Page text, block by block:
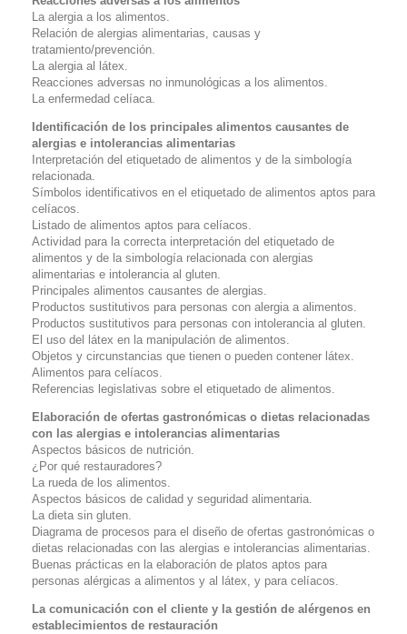
La alergia a los alimentos.
Relación de alergias alimentarias, causas y
tratamiento/prevención.
La alergia al látex.
Reacciones adversas no inmunológicas a los alimentos.
La enfermedad celíaca.
Identificación de los principales alimentos causantes de
alergias e intolerancias alimentarias
Interpretación del etiquetado de alimentos y de la simbología
relacionada.
Símbolos identificativos en el etiquetado de alimentos aptos para
celíacos.
Listado de alimentos aptos para celíacos.
Actividad para la correcta interpretación del etiquetado de
alimentos y de la simbología relacionada con alergias
alimentarias e intolerancia al gluten.
Principales alimentos causantes de alergias.
Productos sustitutivos para personas con alergia a alimentos.
Productos sustitutivos para personas con intolerancia al gluten.
El uso del látex en la manipulación de alimentos.
Objetos y circunstancias que tienen o pueden contener látex.
Alimentos para celíacos.
Referencias legislativas sobre el etiquetado de alimentos.
Elaboración de ofertas gastronómicas o dietas relacionadas
con las alergias e intolerancias alimentarias
Aspectos básicos de nutrición.
¿Por qué restauradores?
La rueda de los alimentos.
Aspectos básicos de calidad y seguridad alimentaria.
La dieta sin gluten.
Diagrama de procesos para el diseño de ofertas gastronómicas o
dietas relacionadas con las alergias e intolerancias alimentarias.
Buenas prácticas en la elaboración de platos aptos para
personas alérgicas a alimentos y al látex, y para celíacos.
La comunicación con el cliente y la gestión de alérgenos en
establecimientos de restauración